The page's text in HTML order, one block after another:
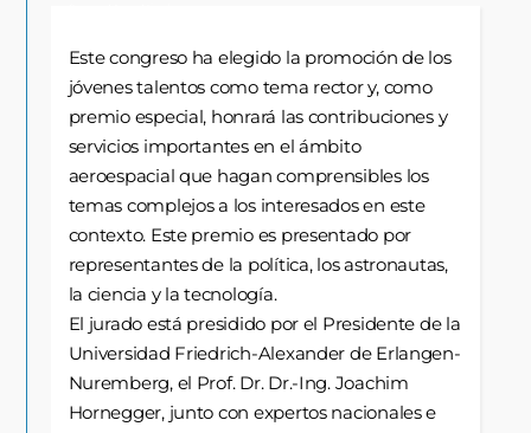
Este congreso ha elegido la promoción de los
jóvenes talentos como tema rector y, como
premio especial, honrará las contribuciones y
servicios importantes en el ámbito
aeroespacial que hagan comprensibles los
temas complejos a los interesados en este
contexto. Este premio es presentado por
representantes de la política, los astronautas,
la ciencia y la tecnología.
El jurado está presidido por el Presidente de la
Universidad Friedrich-Alexander de Erlangen-
Nuremberg, el Prof. Dr. Dr.-Ing. Joachim
Hornegger, junto con expertos nacionales e